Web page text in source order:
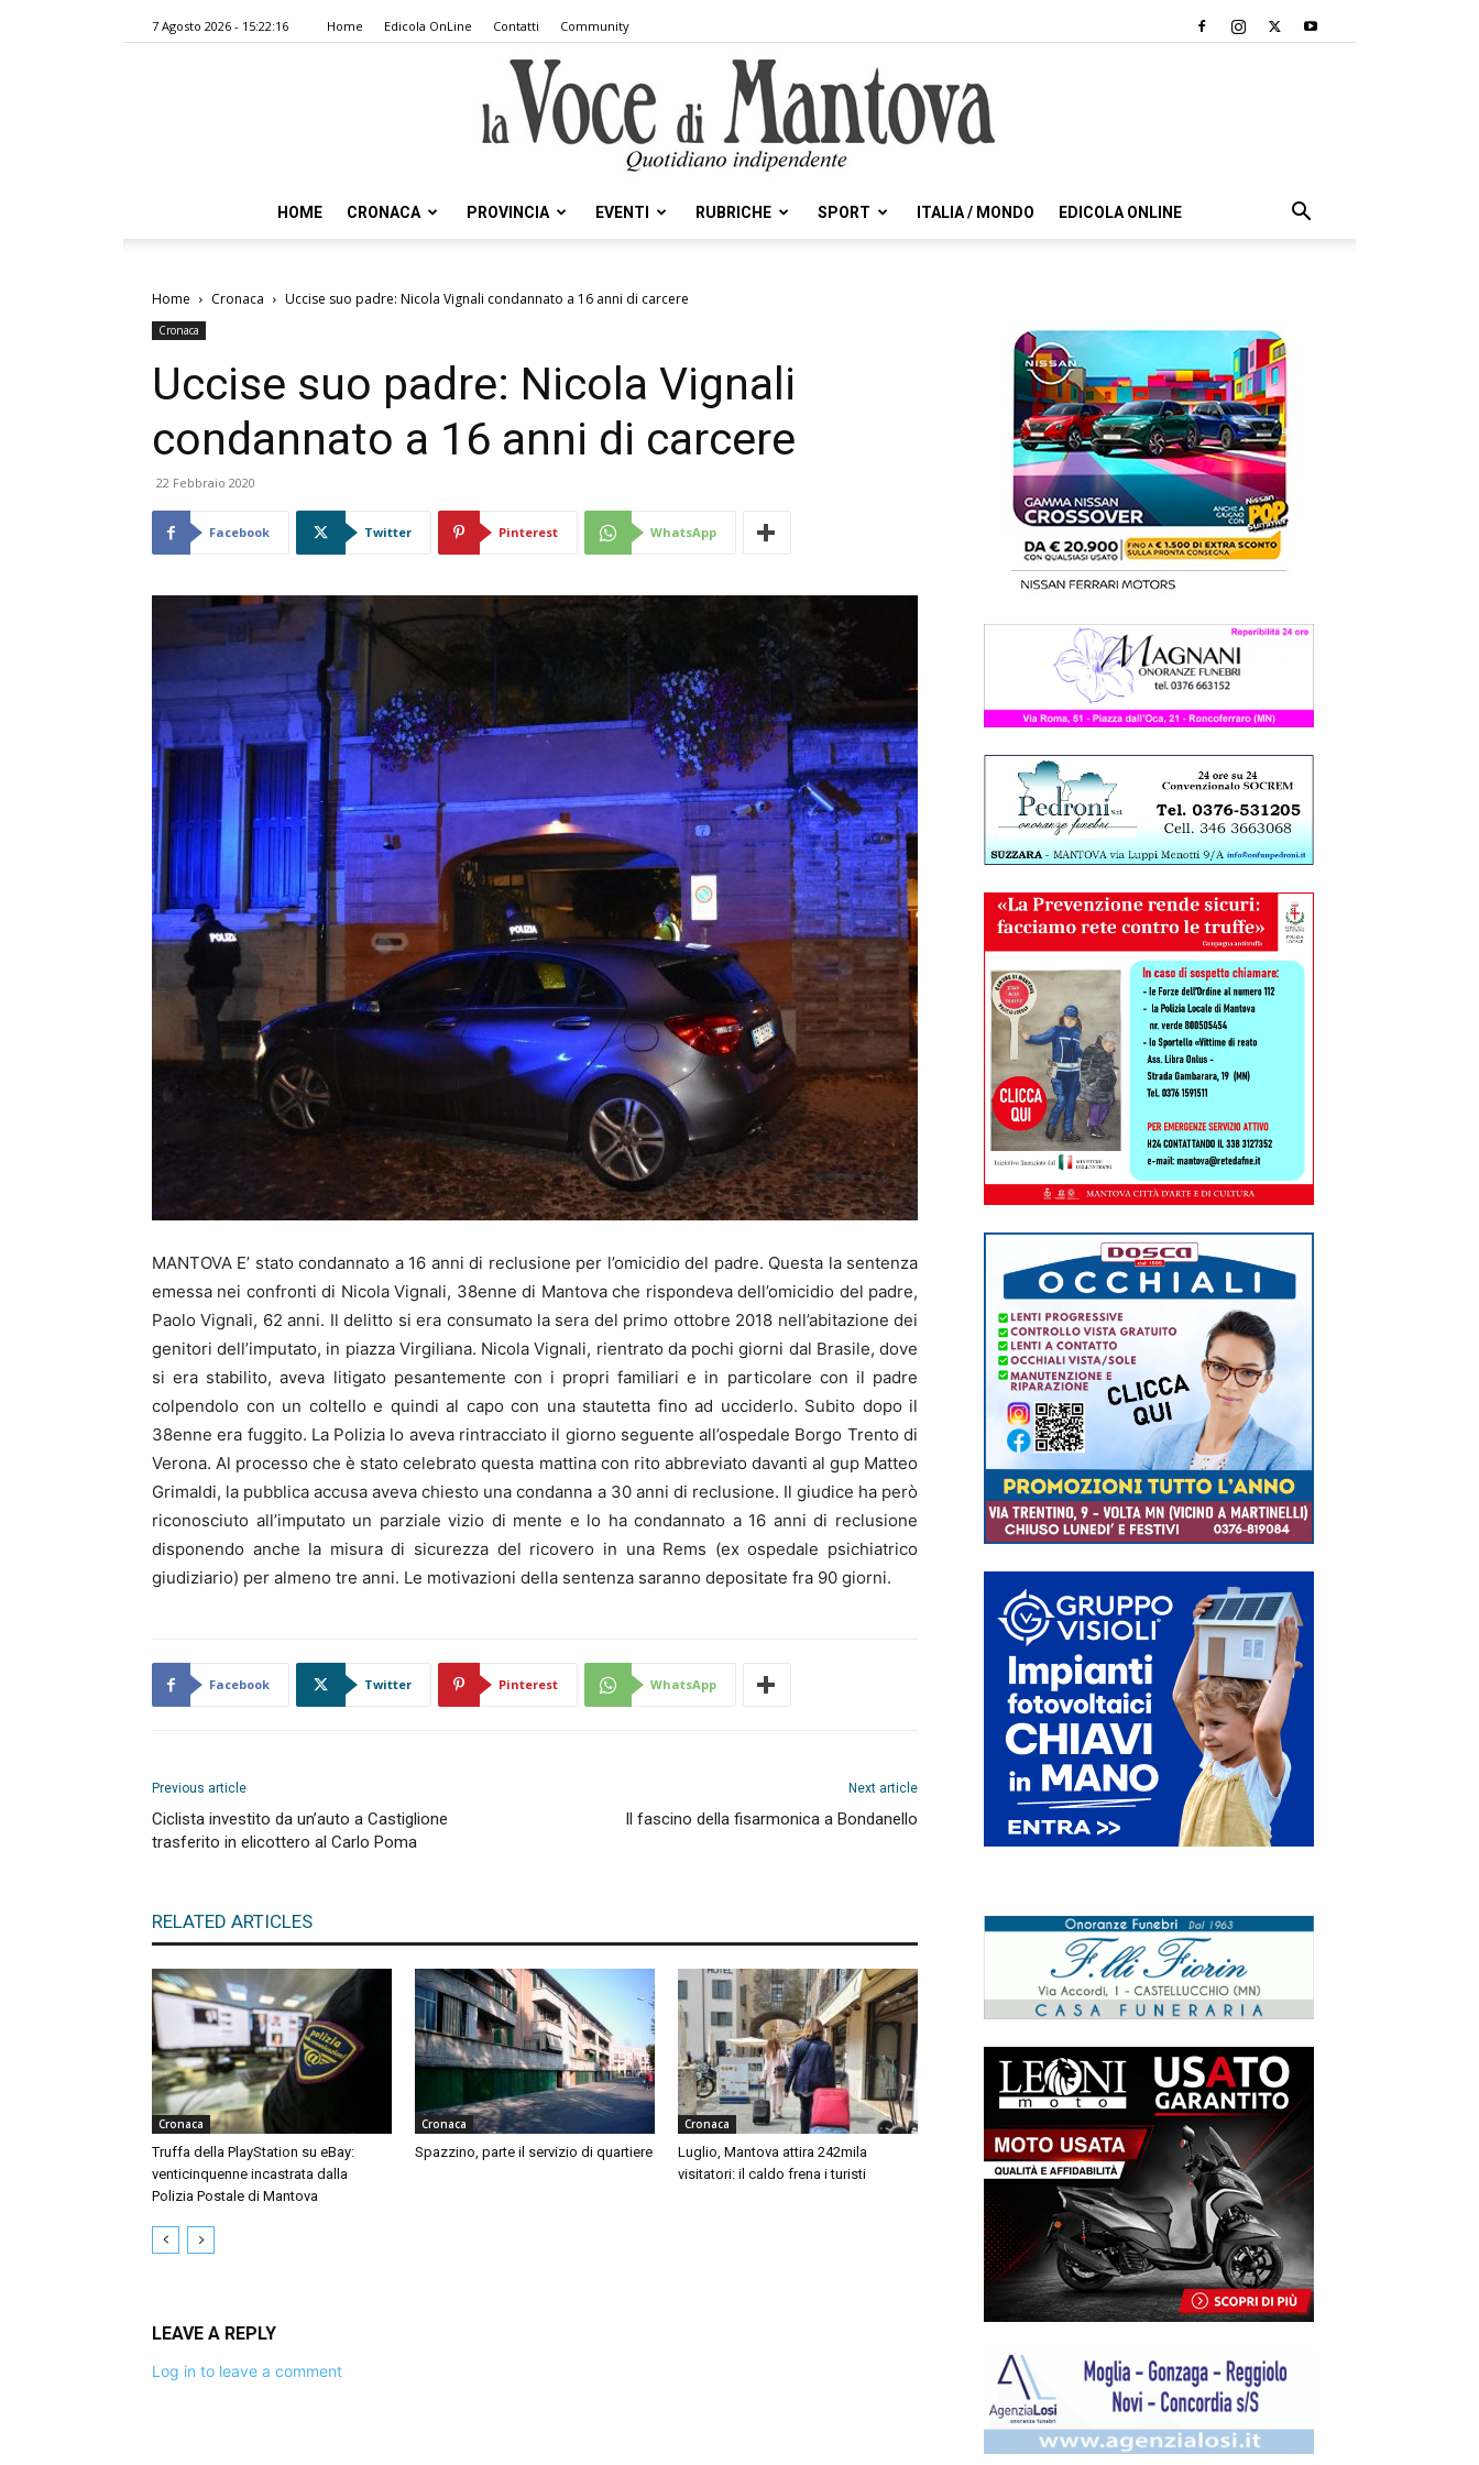
7 Agosto 2026 - 15:22:16 Home Edicola OnLine Contatti Community
Voce
Mantova
HOME CRONACA PROVINCIA EVENTI RUBRICHE SPORT ITALIA / MONDO EDICOLA ONLINE
Home Cronaca Uccise suo padre: Nicola Vignali condannato a 16 anni di carcere
Cronaca
Uccise suo padre: Nicola Vignali
condannato a 16 anni di carcere
22 Febbraio 2020
Facebook Twitter Pinterest WhatsApp
MANTOVA E’ stato condannato a 16 anni di reclusione per l’omicidio del padre. Questa la sentenza
emessa nei confronti di Nicola Vignali, 38enne di Mantova che rispondeva dell’omicidio del padre,
Paolo Vignali, 62 anni. Il delitto si era consumato la sera del primo ottobre 2018 nell’abitazione dei
genitori dell’imputato, in piazza Virgiliana. Nicola Vignali, rientrato da pochi giorni dal Brasile, dove
si era stabilito, aveva litigato pesantemente con i propri familiari e in particolare con il padre
colpendolo con un coltello e quindi al capo con una stautetta fino ad ucciderlo. Subito dopo il
38enne era fuggito. La Polizia lo aveva rintracciato il giorno seguente all’ospedale Borgo Trento di
Verona. Al processo che è stato celebrato questa mattina con rito abbreviato davanti al gup Matteo
Grimaldi, la pubblica accusa aveva chiesto una condanna a 30 anni di reclusione. Il giudice ha però
riconosciuto all’imputato un parziale vizio di mente e lo ha condannato a 16 anni di reclusione
disponendo anche la misura di sicurezza del ricovero in una Rems (ex ospedale psichiatrico
giudiziario) per almeno tre anni. Le motivazioni della sentenza saranno depositate fra 90 giorni.
Facebook Twitter Pinterest WhatsApp
Previous article
Ciclista investito da un’auto a Castiglione
trasferito in elicottero al Carlo Poma
Next article
Il fascino della fisarmonica a Bondanello
RELATED ARTICLES
Cronaca
Truffa della PlayStation su eBay:
venticinquenne incastrata dalla
Polizia Postale di Mantova
Cronaca
Spazzino, parte il servizio di quartiere
Cronaca
Luglio, Mantova attira 242mila
visitatori: il caldo frena i turisti
LEAVE A REPLY
Log in to leave a comment